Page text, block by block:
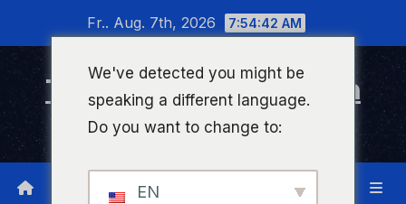
wechseln
Fr.. Aug. 7th, 2026 7:54:43 AM
Timeline Bad Kreuznach
Infonetzwerk für Bad Kreuznach
We've detected you might be
speaking a different language.
Do you want to change to:
EN